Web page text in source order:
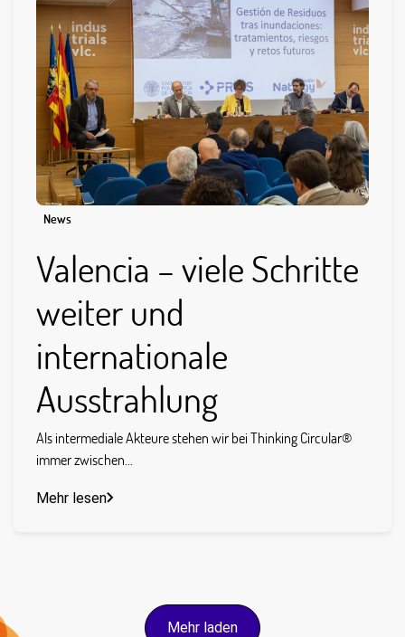
News
Valencia – viele Schritte
weiter und
internationale
Ausstrahlung
Als intermediale Akteure stehen wir bei Thinking Circular®
immer zwischen...
Mehr lesen
Mehr laden